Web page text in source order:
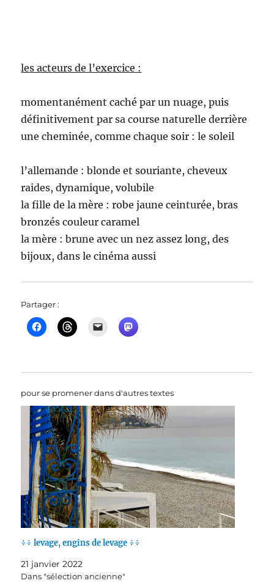
les acteurs de l’exercice :
momentanément caché par un nuage, puis
définitivement par sa course naturelle derrière
une cheminée, comme chaque soir : le soleil
l’allemande : blonde et souriante, cheveux
raides, dynamique, volubile
la fille de la mère : robe jaune ceinturée, bras
bronzés couleur caramel
la mère : brune avec un nez assez long, des
bijoux, dans le cinéma aussi
Partager :
pour se promener dans d'autres textes
÷÷ levage, engins de levage ÷÷
21 janvier 2022
Dans "sélection ancienne"